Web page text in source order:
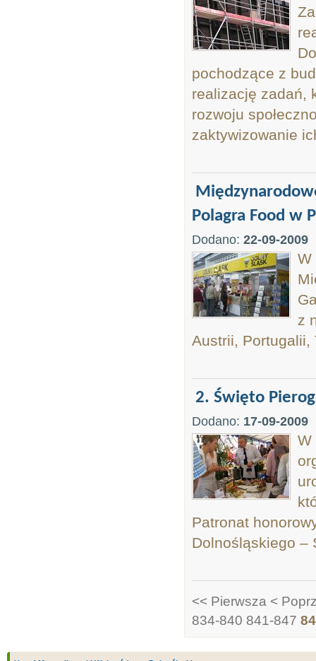
pochodzące z
realizację zadań,
rozwoju
zaktywizowanie
Polagra Food w
Dodano: 22-09-2009
W
z
Austrii, Portugalii,
2. Święto
Dodano: 17-09-2009
W
Patronat
Dolnośląskiego –
<< Pierwsza <
834-840 841-847